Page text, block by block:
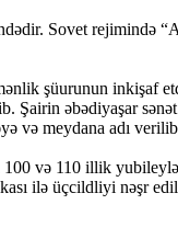
Sovet rejimində
şüurunun
Şairin əbədiyaşar
və meydana adı
və 110 illik
ilə üçcildliyi nəşr